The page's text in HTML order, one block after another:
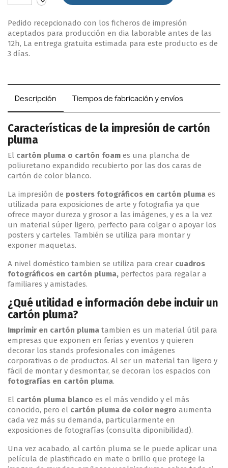
Pedido recepcionado con los ficheros de impresión
aceptados para producción en dia laborable antes de las
12h, La entrega gratuita estimada para este producto es de
3 días.
Descripción Tiempos de fabricación y envíos
Características de la impresión de cartón
pluma
El cartón pluma o cartón foam es una plancha de
poliuretano expandido recubierto por las dos caras de
cartón de color blanco.
La impresión de posters fotográficos en cartón pluma es
utilizada para exposiciones de arte y fotografia ya que
ofrece mayor dureza y grosor a las imágenes, y es a la vez
un material súper ligero, perfecto para colgar o apoyar los
posters y carteles. También se utiliza para montar y
exponer maquetas.
A nivel doméstico tambien se utiliza para crear cuadros
fotográficos en cartón pluma, perfectos para regalar a
familiares y amistades.
¿Qué utilidad e información debe incluir un
cartón pluma?
Imprimir en cartón pluma tambien es un material útil para
empresas que exponen en ferias y eventos y quieren
decorar los stands profesionales con imágenes
corporativas o de productos. Al ser un material tan ligero y
fácil de montar y desmontar, se decoran los espacios con
fotografías en cartón pluma.
El cartón pluma blanco es el más vendido y el más
conocido, pero el cartón pluma de color negro aumenta
cada vez más su demanda, particularmente en
exposiciones de fotografías (consulta diponibilidad).
Una vez acabado, al cartón pluma se le puede aplicar una
película de plastificado en mate o brillo que protege la